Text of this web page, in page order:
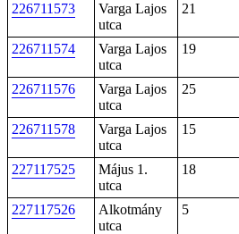
226711573
Varga Lajos
utca
21
226711574
Varga Lajos
utca
19
226711576
Varga Lajos
utca
25
226711578
Varga Lajos
utca
15
227117525
Május 1.
utca
18
227117526
Alkotmány
utca
5